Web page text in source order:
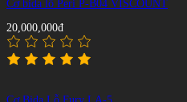
Cơ bida lỗ Peri P-B04 VISCOUNT
20,000,000đ